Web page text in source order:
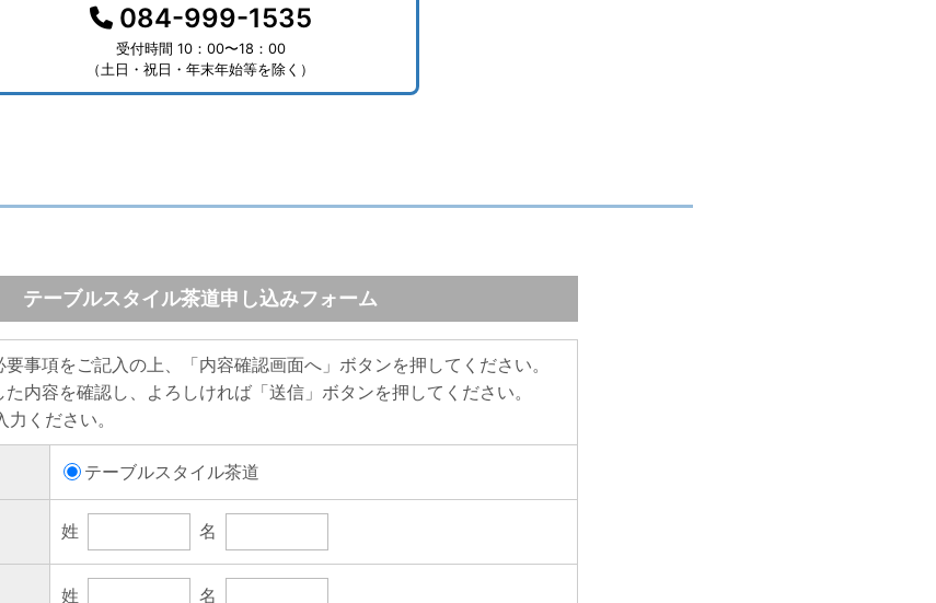
084-999-1535
受付時間 10：00〜18：00
（土日・祝日・年末年始等を除く）